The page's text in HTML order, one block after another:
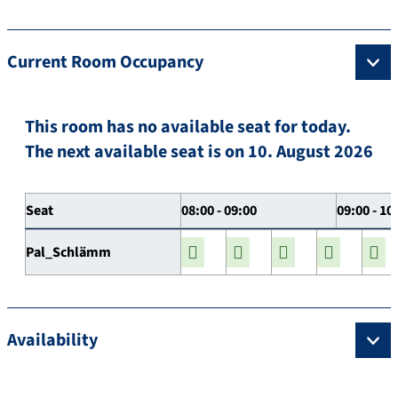
Current Room Occupancy
This room has no available seat for today.
The next available seat is on 10. August 2026
Seat 08:00 - 09:00 09:00 -
Pal_Schlämm
Availability